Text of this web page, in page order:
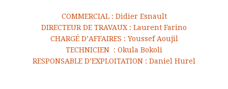
COMMERCIAL : Didier Esnault
DIRECTEUR DE TRAVAUX : Laurent Farino
CHARGÉ D’AFFAIRES : Youssef Aoujil
TECHNICIEN : Okula Bokoli
RESPONSABLE D’EXPLOITATION : Daniel Hurel